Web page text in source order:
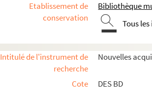
Etablissement de
conservation
Bibliothèque
Tous
Intitulé de l'instrument de
recherche
Nouvelles
Cote
DES BD